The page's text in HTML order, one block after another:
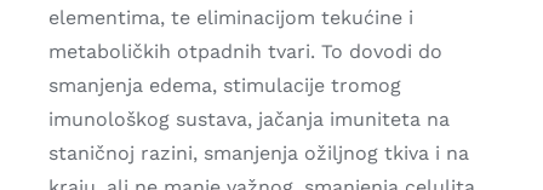
elementima, te eliminacijom tekućine i
metaboličkih otpadnih tvari. To dovodi do
smanjenja edema, stimulacije tromog
imunološkog sustava, jačanja imuniteta na
staničnoj razini, smanjenja ožiljnog tkiva i na